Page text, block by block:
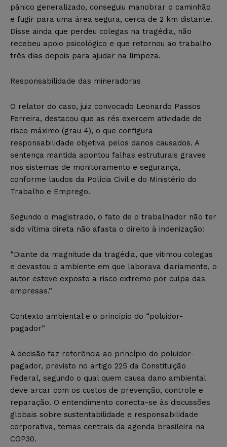
pânico generalizado, conseguiu manobrar o caminhão
e fugir para uma área segura, cerca de 2 km distante.
Disse ainda que perdeu colegas na tragédia, não
recebeu apoio psicológico e que retornou ao trabalho
três dias depois para ajudar na limpeza.
Responsabilidade das mineradoras
O relator do caso, juiz convocado Leonardo Passos
Ferreira, destacou que as rés exercem atividade de
risco máximo (grau 4), o que configura
responsabilidade objetiva pelos danos causados. A
sentença mantida apontou falhas estruturais graves
nos sistemas de monitoramento e segurança,
conforme laudos da Polícia Civil e do Ministério do
Trabalho e Emprego.
Segundo o magistrado, o fato de o trabalhador não ter
sido vítima direta não afasta o direito à indenização:
“Diante da magnitude da tragédia, que vitimou colegas
e devastou o ambiente em que laborava diariamente, o
autor esteve exposto a risco extremo por culpa das
empresas.”
Contexto ambiental e o princípio do “poluidor-
pagador”
A decisão faz referência ao princípio do poluidor-
pagador, previsto no artigo 225 da Constituição
Federal, segundo o qual quem causa dano ambiental
deve arcar com os custos de prevenção, controle e
reparação. O entendimento conecta-se às discussões
globais sobre sustentabilidade e responsabilidade
corporativa, temas centrais da agenda brasileira na
COP30.